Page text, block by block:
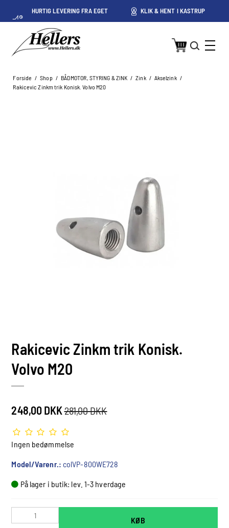
HURTIG LEVERING FRA EGET
LAGER I KASTRUP
KLIK & HENT I KASTRUP
Forside / Shop / BÅDMOTOR, STYRING & ZINK / Zink / Akselzink /
Rakicevic Zinkm trik Konisk. Volvo M20
Rakicevic Zinkm trik Konisk.
Volvo M20
248,00 DKK281,00 DKK
Ingen bedømmelse
Model/Varenr.: colVP-800WE728
På lager i butik: lev. 1-3 hverdage
KØB